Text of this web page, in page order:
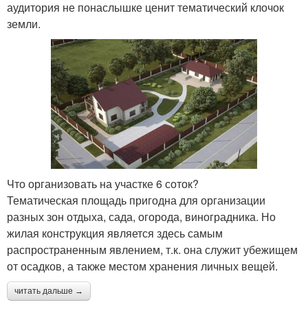
аудитория не понаслышке ценит тематический клочок
земли.
Что организовать на участке 6 соток?
Тематическая площадь пригодна для организации
разных зон отдыха, сада, огорода, виноградника. Но
жилая конструкция является здесь самым
распространенным явлением, т.к. она служит убежищем
от осадков, а также местом хранения личных вещей.
читать дальше →